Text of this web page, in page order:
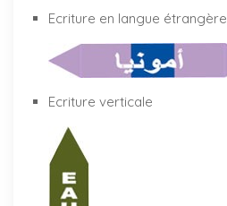
Ecriture en langue étrangère
Ecriture verticale